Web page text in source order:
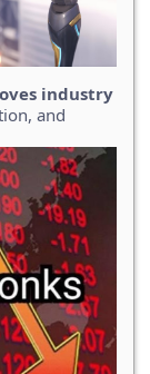
industry
and